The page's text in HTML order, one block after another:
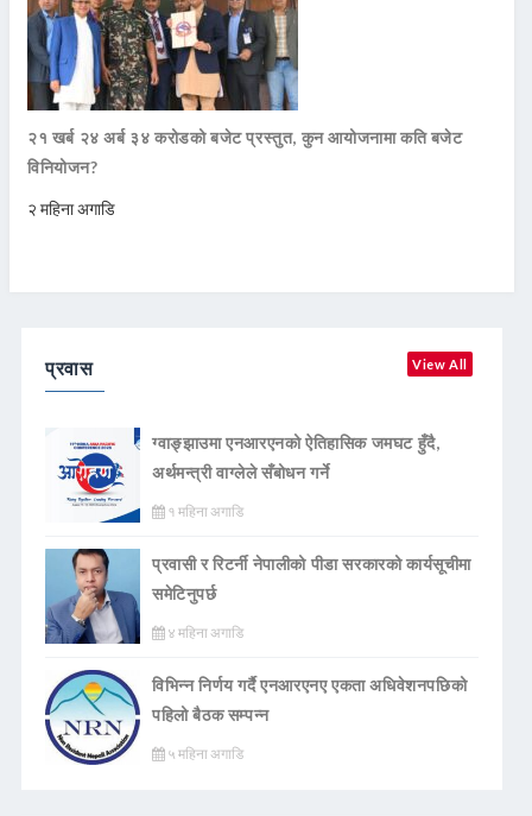
२१ खर्ब २४ अर्ब ३४ करोडको बजेट प्रस्तुत, कुन आयोजनामा कति बजेट
विनियोजन?
२ महिना अगाडि
प्रवास View All
ग्वाङ्झाउमा एनआरएनको ऐतिहासिक जमघट हुँदै,
अर्थमन्त्री वाग्लेले सँबोधन गर्ने
१ महिना अगाडि
प्रवासी र रिटर्नी नेपालीको पीडा सरकारको कार्यसूचीमा
समेटिनुपर्छ
४ महिना अगाडि
विभिन्न निर्णय गर्दै एनआरएनए एकता अधिवेशनपछिको
पहिलो बैठक सम्पन्न
५ महिना अगाडि